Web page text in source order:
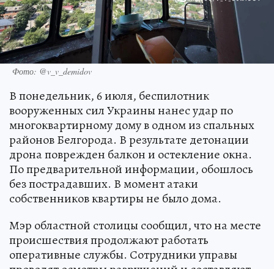
Фото: @v_v_demidov
В понедельник, 6 июля, беспилотник
вооруженных сил Украины нанес удар по
многоквартирному дому в одном из спальных
районов Белгорода. В результате детонации
дрона поврежден балкон и остекление окна.
По предварительной информации, обошлось
без пострадавших. В момент атаки
собственников квартиры не было дома.
Мэр областной столицы сообщил, что на месте
происшествия продолжают работать
оперативные службы. Сотрудники управы